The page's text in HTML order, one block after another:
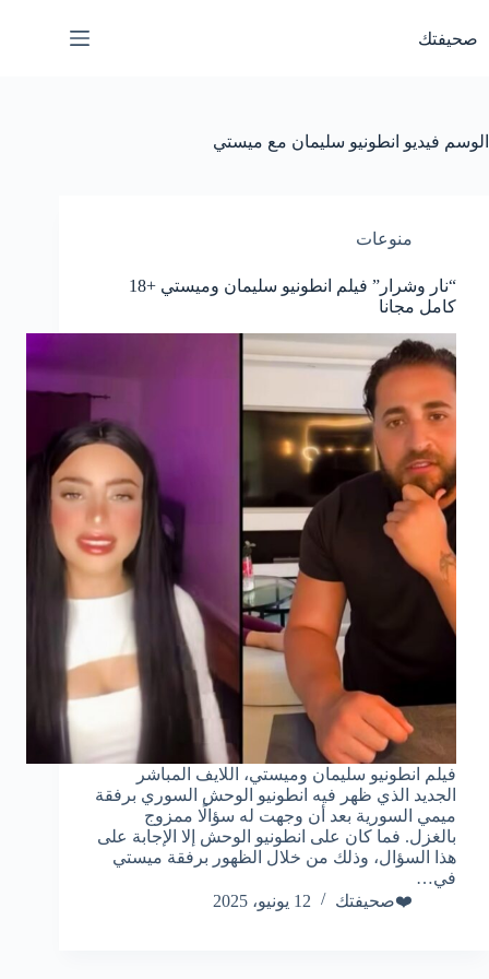
المحتوى
صحيفتك
الوسم فيديو انطونيو سليمان مع ميستي
منوعات
“نار وشرار” فيلم انطونيو سليمان وميستي +18
كامل مجانا
فيلم انطونيو سليمان وميستي، اللايف المباشر
الجديد الذي ظهر فيه انطونيو الوحش السوري برفقة
ميمي السورية بعد أن وجهت له سؤالًا ممزوج
بالغزل. فما كان على انطونيو الوحش إلا الإجابة على
هذا السؤال، وذلك من خلال الظهور برفقة ميستي
في…
❤️صحيفتك
12 يونيو، 2025